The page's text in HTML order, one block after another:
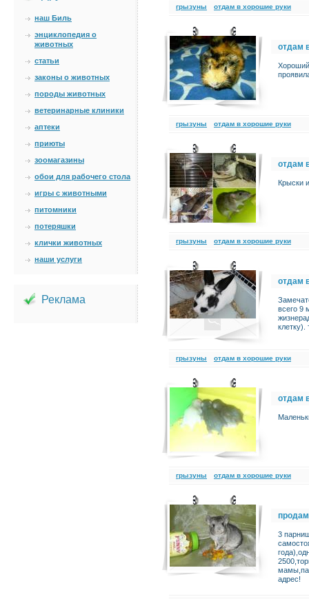
наш Биль
энциклопедия о
животных
статьи
законы о животных
породы животных
ветеринарные клиники
аптеки
приюты
зоомагазины
обои для рабочего стола
игры с животными
питомники
потеряшки
клички животных
наши услуги
Реклама
грызуны отдам в хорошие руки
отдам
грызуны отдам в хорошие руки
отдам
Крыски
грызуны отдам в хорошие руки
отдам
всего 9
клетку).
грызуны отдам в хорошие руки
отдам
грызуны отдам в хорошие руки
продам
3
адрес!